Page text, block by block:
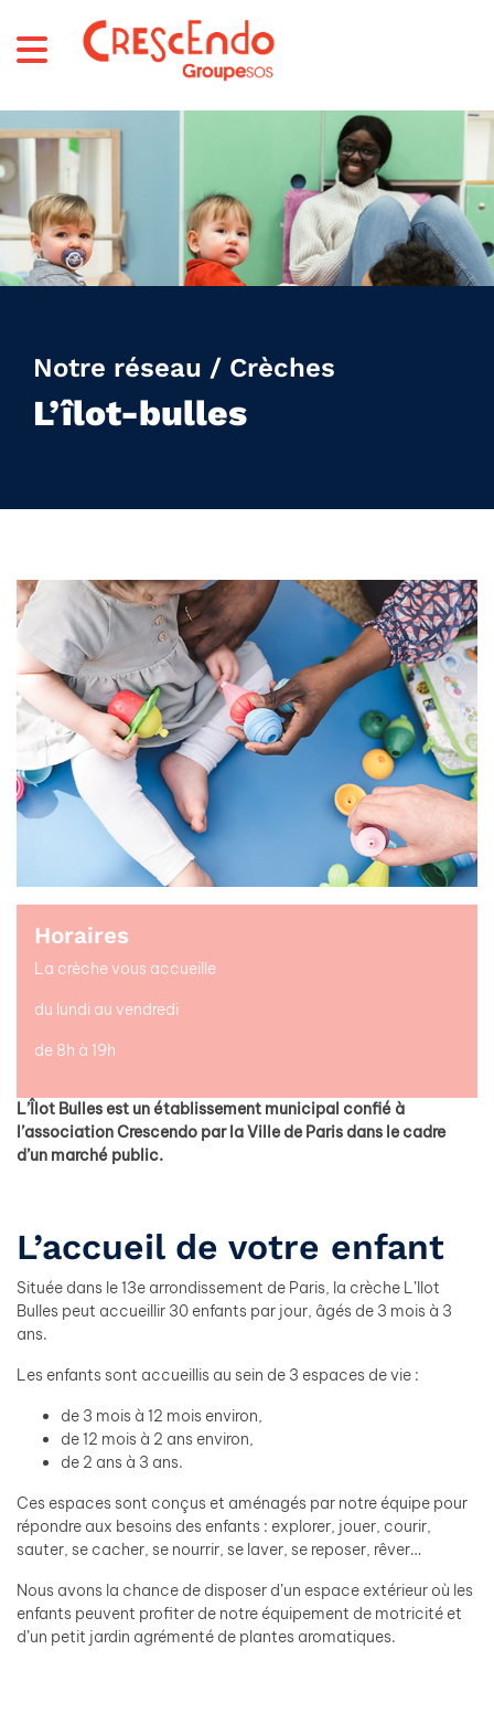
Notre réseau / Crèches
L’îlot-bulles
L’Îlot Bulles est un établissement municipal confié à
l’association Crescendo par la Ville de Paris dans le cadre
d’un marché public.
L’accueil de votre enfant
Située dans le 13e arrondissement de Paris, la crèche L’Ilot
Bulles peut accueillir 30 enfants par jour, âgés de 3 mois à 3
ans.
Les enfants sont accueillis au sein de 3 espaces de vie :
de 3 mois à 12 mois environ,
de 12 mois à 2 ans environ,
de 2 ans à 3 ans.
Ces espaces sont conçus et aménagés par notre équipe pour
répondre aux besoins des enfants : explorer, jouer, courir,
sauter, se cacher, se nourrir, se laver, se reposer, rêver…
Nous avons la chance de disposer d’un espace extérieur où les
enfants peuvent profiter de notre équipement de motricité et
d’un petit jardin agrémenté de plantes aromatiques.
Horaires
La crèche vous accueille
du lundi au vendredi
de 8h à 19h